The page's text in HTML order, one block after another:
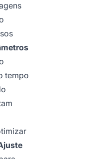
tempo